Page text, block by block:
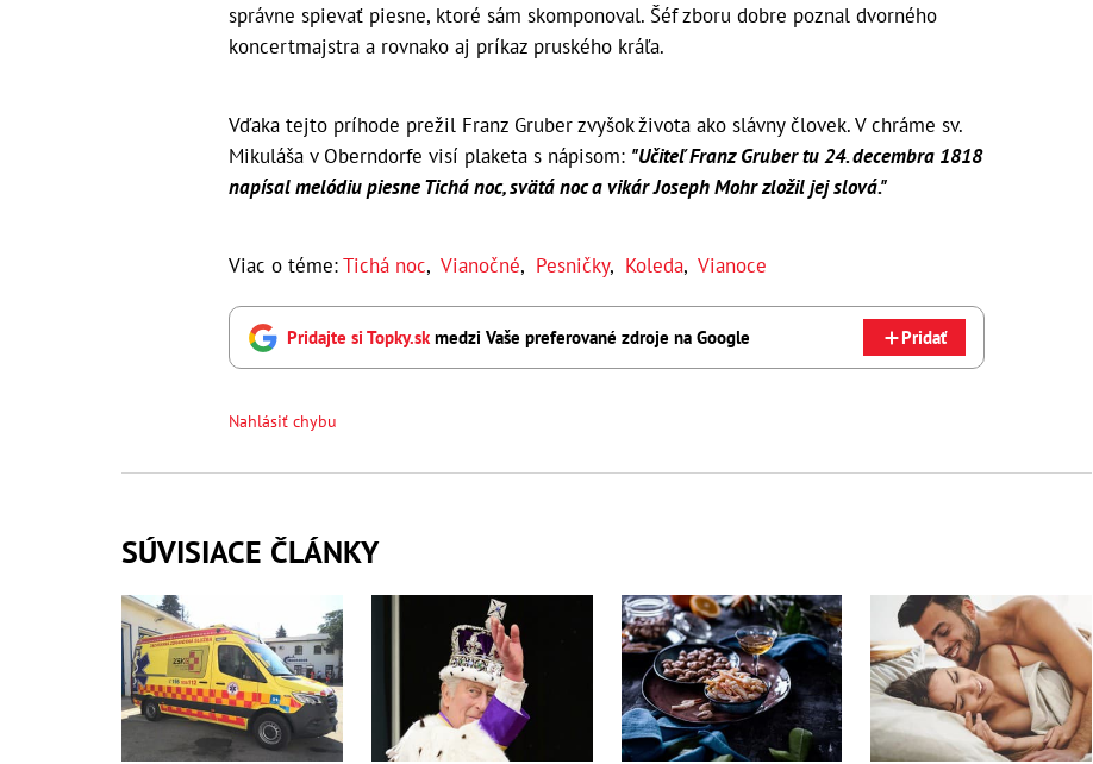
správne spievať piesne, ktoré sám skomponoval. Šéf zboru dobre poznal dvorného
koncertmajstra a rovnako aj príkaz pruského kráľa.
Vďaka tejto príhode prežil Franz Gruber zvyšok života ako slávny človek. V chráme sv.
Mikuláša v Oberndorfe visí plaketa s nápisom: "Učiteľ Franz Gruber tu 24. decembra 1818
napísal melódiu piesne Tichá noc, svätá noc a vikár Joseph Mohr zložil jej slová."
Viac o téme:Tichá noc, Vianočné, Pesničky, Koleda, Vianoce
Pridajte si Topky.skmedzi Vaše preferované zdroje na Google Pridať
Nahlásiť chybu
SÚVISIACE ČLÁNKY